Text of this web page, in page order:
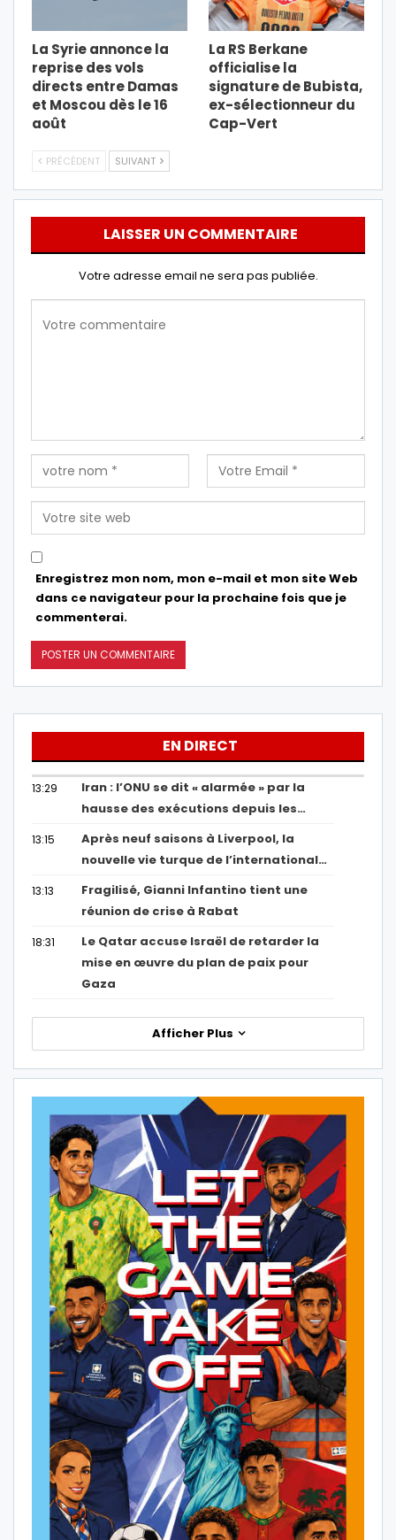
La Syrie annonce la
reprise des vols
directs entre Damas
et Moscou dès le 16
août
La RS Berkane
officialise la
signature de Bubista,
ex-sélectionneur du
Cap-Vert
PRÉCÉDENT SUIVANT
LAISSER UN COMMENTAIRE
Votre adresse email ne sera pas publiée.
Enregistrez mon nom, mon e-mail et mon site Web
dans ce navigateur pour la prochaine fois que je
commenterai.
EN DIRECT
13:29
Iran : l’ONU se dit « alarmée » par la
hausse des exécutions depuis les…
13:15
Après neuf saisons à Liverpool, la
nouvelle vie turque de l’international…
13:13
Fragilisé, Gianni Infantino tient une
réunion de crise à Rabat
18:31
Le Qatar accuse Israël de retarder la
mise en œuvre du plan de paix pour
Gaza
Afficher Plus